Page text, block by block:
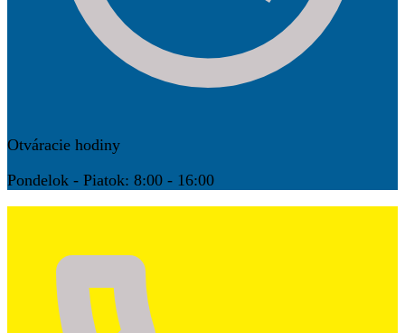
Otváracie hodiny
Pondelok - Piatok: 8:00 - 16:00